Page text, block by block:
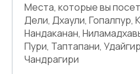
Места, которые вы
Дели, Дхаули, Гопалпур,
Нандаканан,
Пури, Таптапани,
Чандрагири